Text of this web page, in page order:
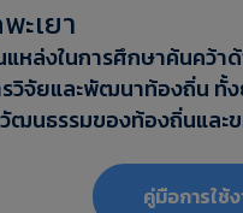
ะเยา
แหล่งในการศึกษาค้นคว้
วิจัยและพัฒนาท้องถิ่น ทั้
ฒนธรรมของท้องถิ่นและ
คู่มือการใช้